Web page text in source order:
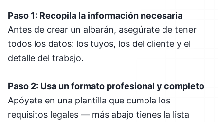
Paso 1: Recopila la información necesaria
Antes de crear un albarán, asegúrate de tener
todos los datos: los tuyos, los del cliente y el
detalle del trabajo.
Paso 2: Usa un formato profesional y completo
Apóyate en una plantilla que cumpla los
requisitos legales — más abajo tienes la lista